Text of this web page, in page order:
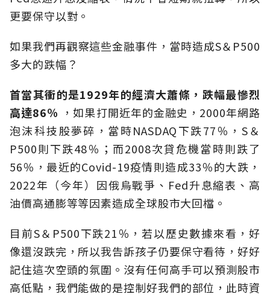
更要保守以對。
如果我們再觀察這些金融事件，當時造成S＆P500
多大的跌幅？
首當其衝的是1929年的經濟大蕭條，跌幅最慘烈
高達86％ ，如果打開近年的金融史，2000年網路
泡沫科技股夢碎，當時NASDAQ下跌77％，S＆
P500則下跌48％；而2008次貸危機當時則跌了
56％，最近的Covid-19疫情則造成33％的大跌，
2022年（今年）因俄烏戰爭、Fed升息縮表、高
油價高通膨等等因素造成全球股市大回檔。
目前S＆P500下跌21％，若以歷史數據來看，好
像還沒跌完，所以我告訴孩子仍要保守看待，好好
記住這次空頭的氛圍。沒有任何高手可以預測股市
高低點，我們能做的是控制好我們的部位，此時資